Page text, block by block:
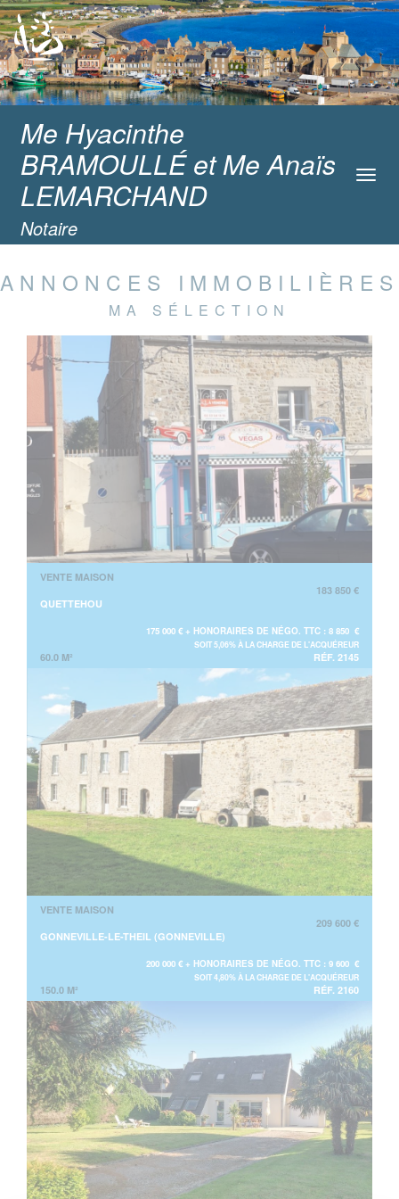
Me Hyacinthe
BRAMOULLÉ et Me Anaïs
LEMARCHAND
Notaire
ANNONCES IMMOBILIÈRES
MA SÉLECTION
VENTE MAISON
183 850 €
QUETTEHOU
175 000 € + HONORAIRES DE NÉGO. TTC : 8 850 €
SOIT 5,06% À LA CHARGE DE L'ACQUÉREUR
60.0 M² RÉF. 2145
VENTE MAISON
209 600 €
GONNEVILLE-LE-THEIL (GONNEVILLE)
200 000 € + HONORAIRES DE NÉGO. TTC : 9 600 €
SOIT 4,80% À LA CHARGE DE L'ACQUÉREUR
150.0 M² RÉF. 2160